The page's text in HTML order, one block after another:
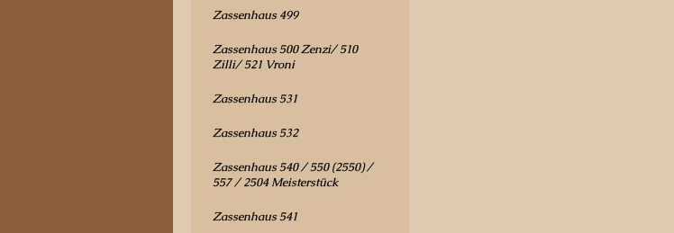
Zassenhaus 499
Zassenhaus 500 Zenzi/ 510
Zilli/ 521 Vroni
Zassenhaus 531
Zassenhaus 532
Zassenhaus 540 / 550 (2550) /
557 / 2504 Meisterstück
Zassenhaus 541